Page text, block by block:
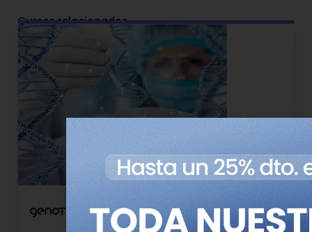
Cursos relacionados